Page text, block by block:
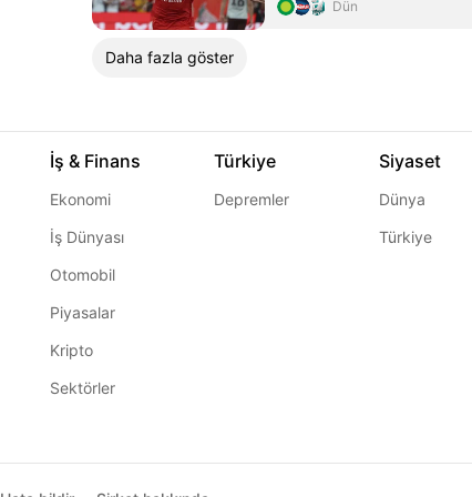
Dün
Daha fazla göster
İş & Finans
Ekonomi
İş Dünyası
Otomobil
Piyasalar
Kripto
Sektörler
Türkiye
Depremler
Siyaset
Dünya
Türkiye